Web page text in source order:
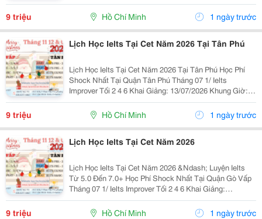
Lớp + Giáo Trình Ielts Có Band Điểm Lộ Trình, Sách
Nước Ngoài Bám Sát + Chia Đều 4 Kỹ...
9 triệu Hồ Chí Minh 1 ngày trước
Lịch Học Ielts Tại Cet Năm 2026 Tại Tân Phú
Lịch Học Ielts Tại Cet Năm 2026 Tại Tân Phú Học Phí
Shock Nhất Tại Quận Tân Phú Tháng 07 1/ Ielts
Improver Tối 2 4 6 Khai Giảng: 13/07/2026 Khung Giờ:
18:00 Đến 21:00 Học Phí Ưu Đãi 5% Khi Đăng Ký 2/ Ielts
Basic Tối 3 5 7 Khai...
9 triệu Hồ Chí Minh 1 ngày trước
Lịch Học Ielts Tại Cet Năm 2026
Lịch Học Ielts Tại Cet Năm 2026 &Ndash; Luyện Ielts
Từ 5.0 Đến 7.0+ Học Phí Shock Nhất Tại Quận Gò Vấp
Tháng 07 1/ Ielts Improver Tối 2 4 6 Khai Giảng:
13/07/2026 Khung Giờ: 18:00 Đến 21:00 Học Phí Ưu Đãi
5% Khi Đăng Ký 2/ Ielts...
9 triệu Hồ Chí Minh 1 ngày trước